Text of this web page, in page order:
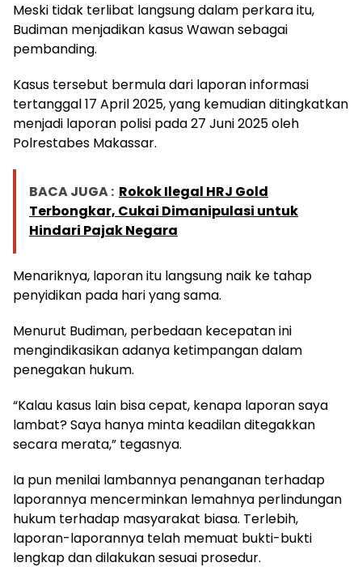
Meski tidak terlibat langsung dalam perkara itu,
Budiman menjadikan kasus Wawan sebagai
pembanding.
Kasus tersebut bermula dari laporan informasi
tertanggal 17 April 2025, yang kemudian ditingkatkan
menjadi laporan polisi pada 27 Juni 2025 oleh
Polrestabes Makassar.
BACA JUGA : Rokok Ilegal HRJ Gold
Terbongkar, Cukai Dimanipulasi untuk
Hindari Pajak Negara
Menariknya, laporan itu langsung naik ke tahap
penyidikan pada hari yang sama.
Menurut Budiman, perbedaan kecepatan ini
mengindikasikan adanya ketimpangan dalam
penegakan hukum.
“Kalau kasus lain bisa cepat, kenapa laporan saya
lambat? Saya hanya minta keadilan ditegakkan
secara merata,” tegasnya.
Ia pun menilai lambannya penanganan terhadap
laporannya mencerminkan lemahnya perlindungan
hukum terhadap masyarakat biasa. Terlebih,
laporan-laporannya telah memuat bukti-bukti
lengkap dan dilakukan sesuai prosedur.